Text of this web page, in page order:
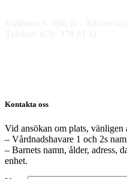
Kontakta oss
Vid ansökan om plats, vänligen
– Vårdnadshavare 1 och 2s
– Barnets namn, ålder, adress,
enhet.